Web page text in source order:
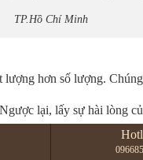
TP.Hồ Chí Minh
lượng hơn số lượng.
lại, lấy sự hài lòng